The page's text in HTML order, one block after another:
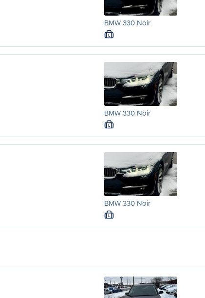
BMW 330 Noir
L
BMW 330 Noir
L
BMW 330 Noir
L